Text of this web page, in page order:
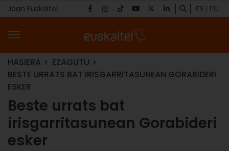
Joan Euskaltel ES EU
HASIERA
EZAGUTU
BESTE URRATS BAT IRISGARRITASUNEAN GORABIDERI
ESKER
Beste urrats bat
irisgarritasunean Gorabideri
esker